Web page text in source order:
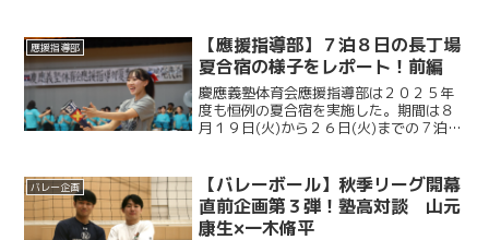
さに加え最大１０メートルの強風が吹い
たこの日、内藤悠香（総政...
應援指導部
【應援指導部】７泊８日の長丁場
夏合宿の様子をレポート！前編
慶應義塾体育会應援指導部は２０２５年
度も恒例の夏合宿を実施した。期間は８
月１９日(火)から２６日(火)までの７泊８
が送られているのか。我々ケイスポは、
８月2４日(日)か...
バレー企画
【バレーボール】秋季リーグ開幕
直前企画第３弾！塾高対談 山元
康生×一木脩平